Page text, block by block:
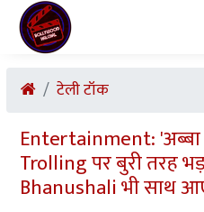
टेली टॉक
Entertainment: 'अब्बा
Trolling पर बुरी तरह
Bhanushali भी साथ